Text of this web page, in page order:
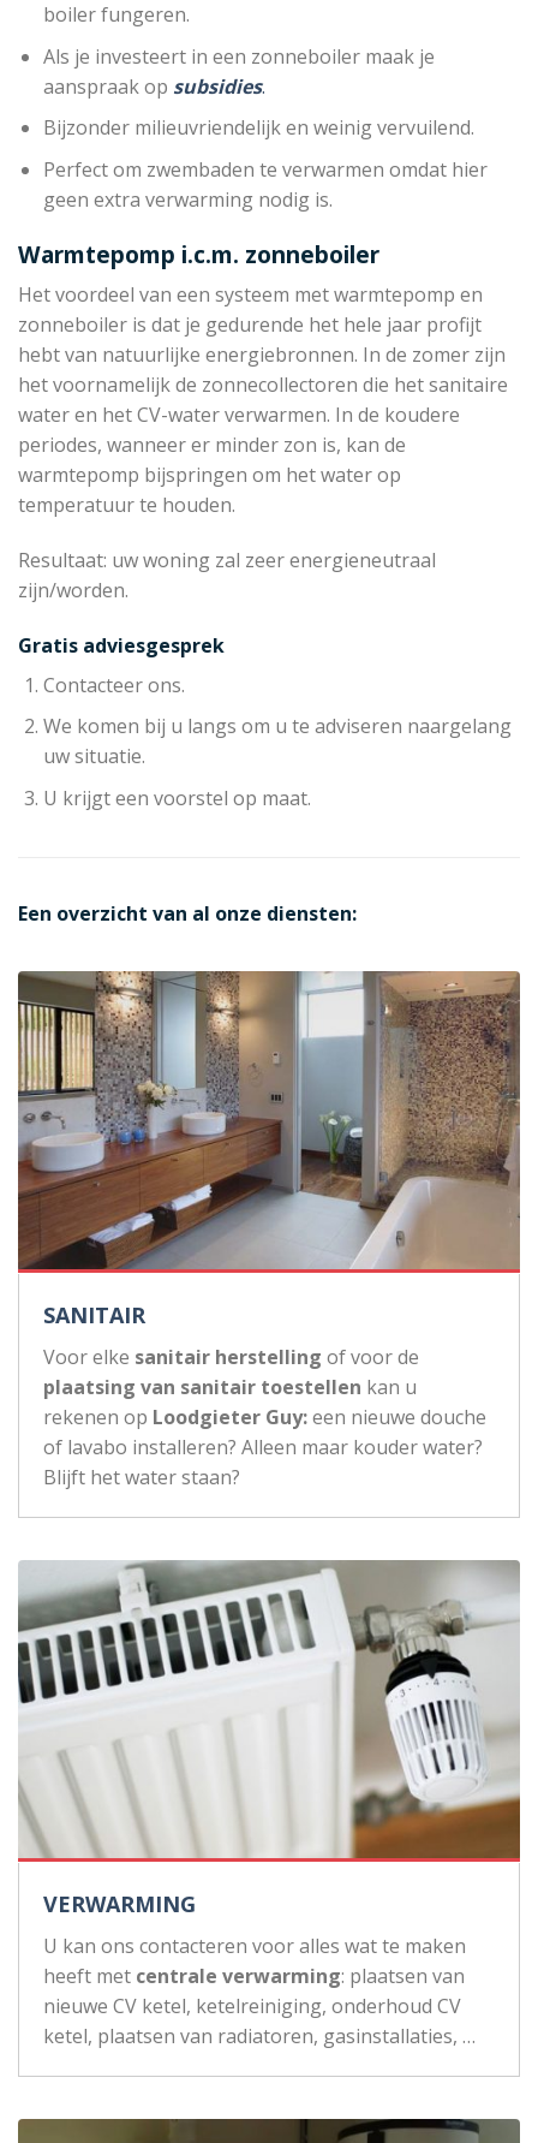
boiler fungeren.
Als je investeert in een zonneboiler maak je
aanspraak op subsidies.
Bijzonder milieuvriendelijk en weinig vervuilend.
Perfect om zwembaden te verwarmen omdat hier
geen extra verwarming nodig is.
Warmtepomp i.c.m. zonneboiler
Het voordeel van een systeem met warmtepomp en
zonneboiler is dat je gedurende het hele jaar profijt
hebt van natuurlijke energiebronnen. In de zomer zijn
het voornamelijk de zonnecollectoren die het sanitaire
water en het CV-water verwarmen. In de koudere
periodes, wanneer er minder zon is, kan de
warmtepomp bijspringen om het water op
temperatuur te houden.
Resultaat: uw woning zal zeer energieneutraal
zijn/worden.
Gratis adviesgesprek
Contacteer ons.
We komen bij u langs om u te adviseren naargelang
uw situatie.
U krijgt een voorstel op maat.
Een overzicht van al onze diensten:
SANITAIR
Voor elke sanitair herstelling of voor de
plaatsing van sanitair toestellen kan u
rekenen op Loodgieter Guy:een nieuwe douche
of lavabo installeren? Alleen maar kouder water?
Blijft het water staan?
VERWARMING
U kan ons contacteren voor alles wat te maken
heeft met centrale verwarming: plaatsen van
nieuwe CV ketel, ketelreiniging, onderhoud CV
ketel, plaatsen van radiatoren, gasinstallaties, …